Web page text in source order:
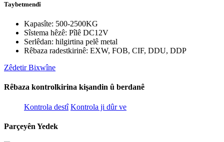
Taybetmendî
Kapasîte: 500-2500KG
Sîstema hêzê: Pîlê DC12V
Serlêdan: hilgirtina pelê metal
Rêbaza radestkirinê: EXW, FOB, CIF, DDU, DDP
Zêdetir Bixwîne
Rêbaza kontrolkirina kişandin û berdanê
Kontrola destî Kontrola ji dûr ve
Parçeyên Yedek